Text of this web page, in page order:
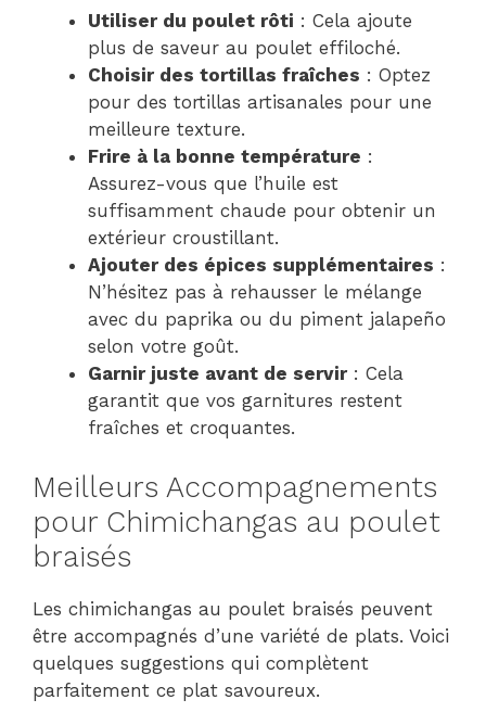
Utiliser du poulet rôti : Cela ajoute
plus de saveur au poulet effiloché.
Choisir des tortillas fraîches : Optez
pour des tortillas artisanales pour une
meilleure texture.
Frire à la bonne température :
Assurez-vous que l’huile est
suffisamment chaude pour obtenir un
extérieur croustillant.
Ajouter des épices supplémentaires :
N’hésitez pas à rehausser le mélange
avec du paprika ou du piment jalapeño
selon votre goût.
Garnir juste avant de servir: Cela
garantit que vos garnitures restent
fraîches et croquantes.
Meilleurs Accompagnements
pour Chimichangas au poulet
braisés
Les chimichangas au poulet braisés peuvent
être accompagnés d’une variété de plats. Voici
quelques suggestions qui complètent
parfaitement ce plat savoureux.